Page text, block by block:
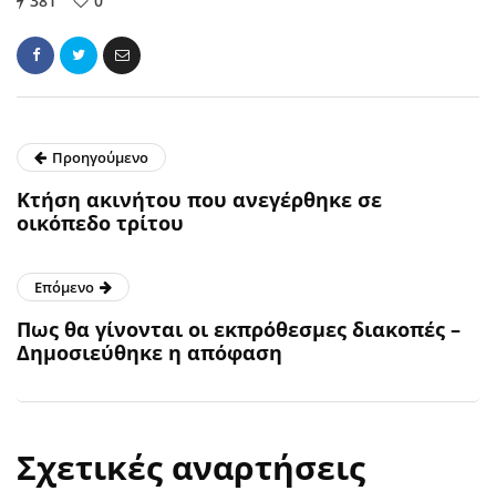
Προηγούμενο
Κτήση ακινήτου που ανεγέρθηκε σε
οικόπεδο τρίτου
Επόμενο
Πως θα γίνονται οι εκπρόθεσμες διακοπές –
Δημοσιεύθηκε η απόφαση
Σχετικές αναρτήσεις